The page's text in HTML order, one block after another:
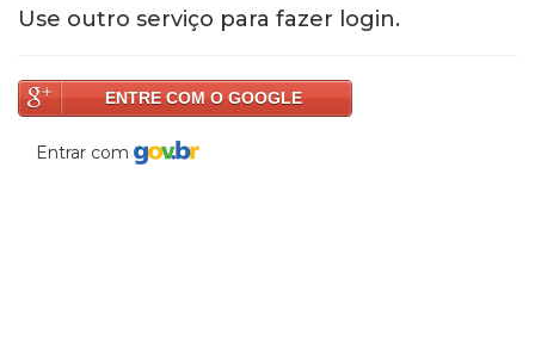
Use outro serviço para fazer login.
ENTRE COM O GOOGLE
Entrar com